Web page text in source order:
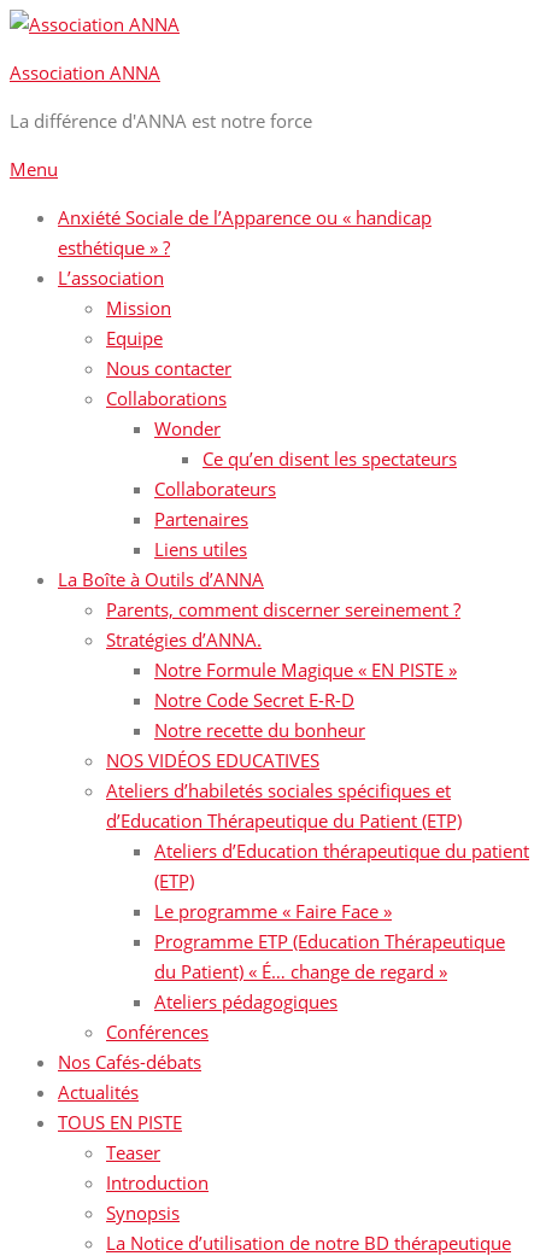
Aller
contenu
Association ANNA
La différence d'ANNA est notre force
Menu
Anxiété Sociale de l’Apparence ou « handicap
esthétique » ?
L’association
Mission
Equipe
Nous contacter
Collaborations
Wonder
Ce qu’en disent les spectateurs
Collaborateurs
Partenaires
Liens utiles
La Boîte à Outils d’ANNA
Parents, comment discerner sereinement ?
Stratégies d’ANNA.
Notre Formule Magique « EN PISTE »
Notre Code Secret E-R-D
Notre recette du bonheur
NOS VIDÉOS EDUCATIVES
Ateliers d’habiletés sociales spécifiques et
d’Education Thérapeutique du Patient (ETP)
Ateliers d’Education thérapeutique du patient
(ETP)
Le programme « Faire Face »
Programme ETP (Education Thérapeutique
du Patient) « É… change de regard »
Ateliers pédagogiques
Conférences
Nos Cafés-débats
Actualités
TOUS EN PISTE
Teaser
Introduction
Synopsis
La Notice d’utilisation de notre BD thérapeutique